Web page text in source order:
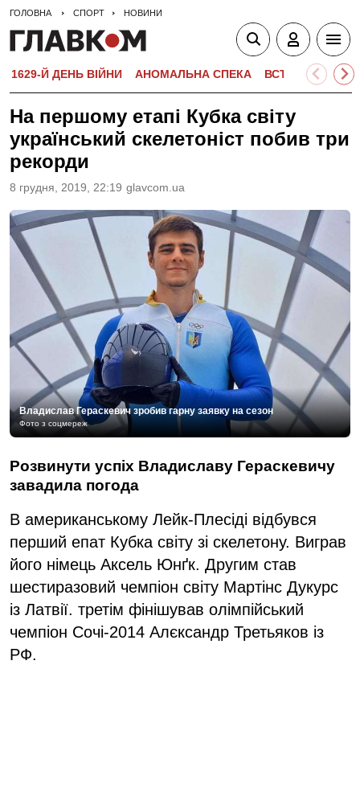
ГОЛОВНА СПОРТ НОВИНИ
1629-Й ДЕНЬ ВІЙНИ АНОМАЛЬНА СПЕКА ВСТУПНА
На першому етапі Кубка світу
український скелетоніст побив три
рекорди
8 грудня, 2019, 22:19 glavcom.ua
Владислав Гераскевич зробив гарну заявку на сезон
Фото з соцмереж
Розвинути успіх Владиславу Гераскевичу
завадила погода
В американському Лейк-Плесіді відбувся
перший епат Кубка світу зі скелетону. Виграв
його німець Аксель Юнґк. Другим став
шестиразовий чемпіон світу Мартінс Дукурс
із Латвії. третім фінішував олімпійський
чемпіон Сочі-2014 Алєксандр Третьяков із
РФ.